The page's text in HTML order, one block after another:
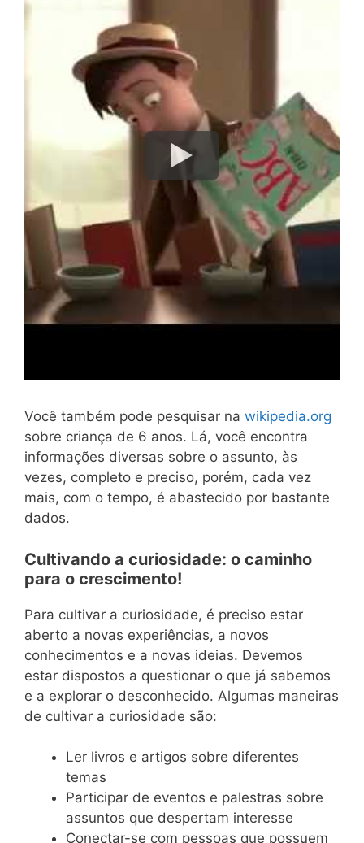
Você também pode pesquisar na wikipedia.org
sobre criança de 6 anos. Lá, você encontra
informações diversas sobre o assunto, às
vezes, completo e preciso, porém, cada vez
mais, com o tempo, é abastecido por bastante
dados.
Cultivando a curiosidade: o caminho
para o crescimento!
Para cultivar a curiosidade, é preciso estar
aberto a novas experiências, a novos
conhecimentos e a novas ideias. Devemos
estar dispostos a questionar o que já sabemos
e a explorar o desconhecido. Algumas maneiras
de cultivar a curiosidade são:
Ler livros e artigos sobre diferentes
temas
Participar de eventos e palestras sobre
assuntos que despertam interesse
Conectar-se com pessoas que possuem